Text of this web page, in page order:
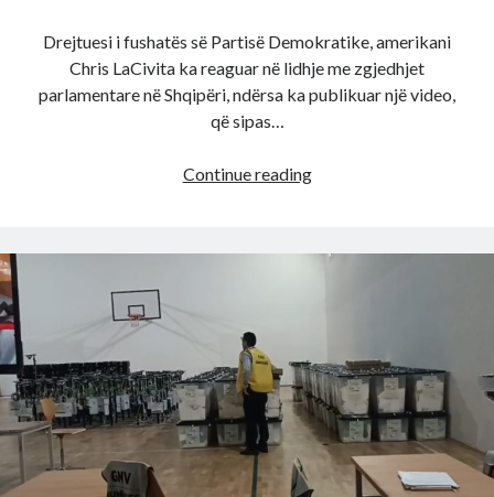
Drejtuesi i fushatës së Partisë Demokratike, amerikani
Chris LaCivita ka reaguar në lidhje me zgjedhjet
parlamentare në Shqipëri, ndërsa ka publikuar një video,
që sipas…
Continue readingE
LaCivita
nxjerr
videon
e
forte:
Ja
si